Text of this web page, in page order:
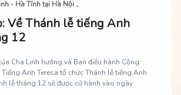
- Hà Tĩnh tại Hà Nội
Về Thánh lễ tiếng Anh
12
Cha Linh hướng và Ban điều hành Cộng
Anh Teresa tổ chức Thánh lễ tiếng Anh
lễ tháng 12 sẽ được cử hành vào ngày